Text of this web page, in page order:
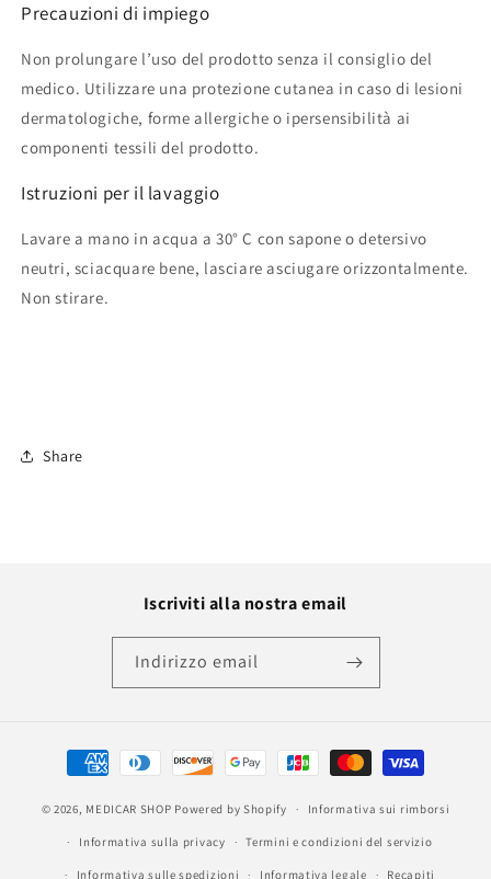
Precauzioni di impiego
Non prolungare l’uso del prodotto senza il consiglio del
medico. Utilizzare una protezione cutanea in caso di lesioni
dermatologiche, forme allergiche o ipersensibilità ai
componenti tessili del prodotto.
Istruzioni per il lavaggio
Lavare a mano in acqua a 30° C con sapone o detersivo
neutri, sciacquare bene, lasciare asciugare orizzontalmente.
Non stirare.
Share
Iscriviti alla nostra email
Indirizzo email
Metodi
di
pagamento
© 2026, MEDICAR SHOP Powered by Shopify Informativa sui rimborsi
Informativa sulla privacy Termini e condizioni del servizio
Informativa sulle spedizioni Informativa legale Recapiti